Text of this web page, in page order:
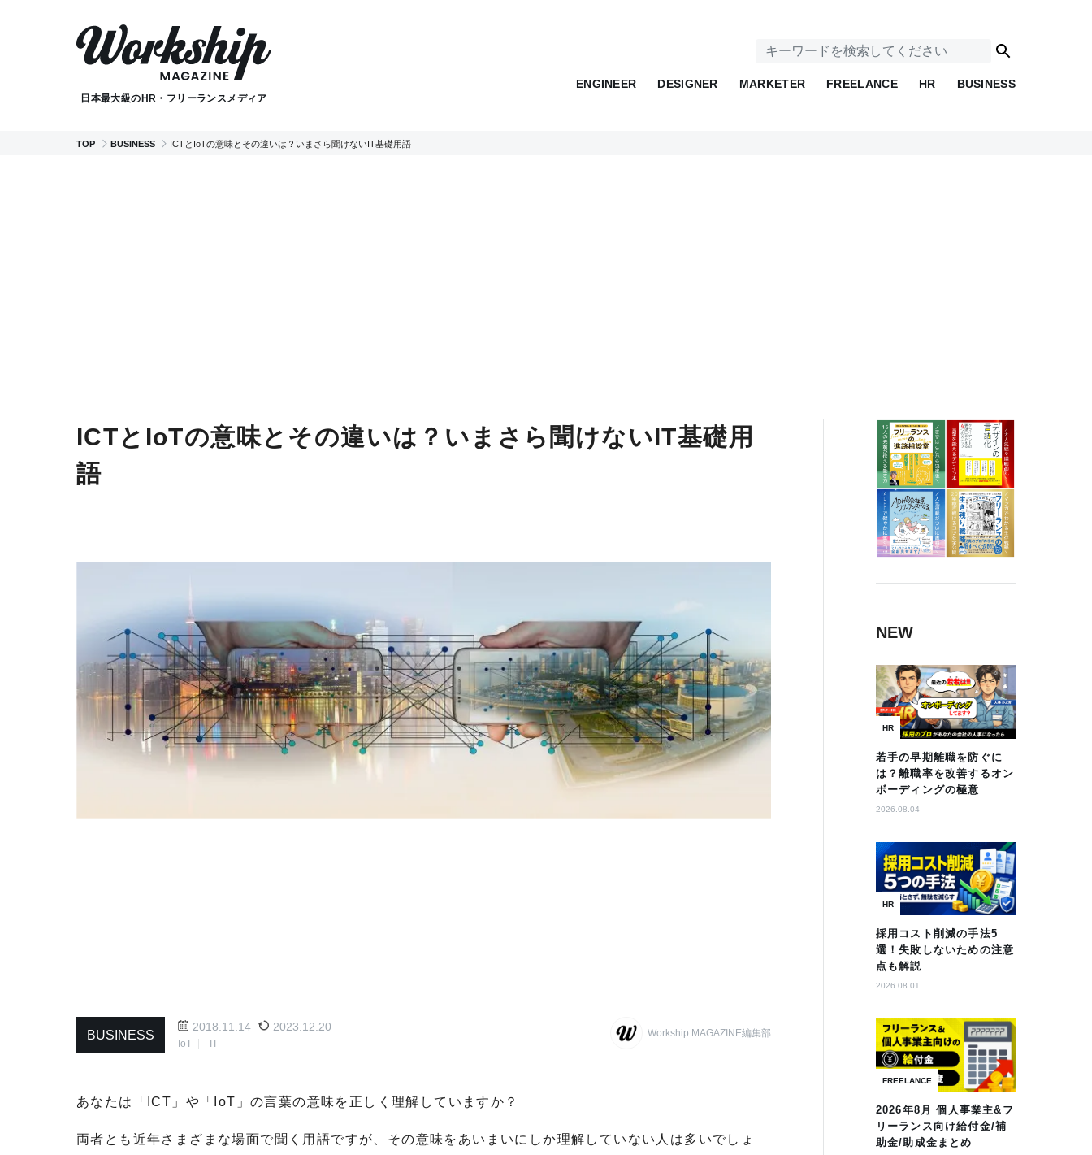
日本最大級のHR・フリーランスメディア
ENGINEER DESIGNER MARKETER FREELANCE HR BUSINESS
TOP BUSINESS ICTとIoTの意味とその違いは？いまさら聞けないIT基礎用語
ICTとIoTの意味とその違いは？いまさら聞けないIT基礎用
語
BUSINESS Workship MAGAZINE編集部
2018.11.14 2023.12.20
IoT IT
あなたは「ICT」や「IoT」の言葉の意味を正しく理解していますか？
両者とも近年さまざまな場面で聞く用語ですが、その意味をあいまいにしか理解していない人は多いでしょ
NEW
HR
若手の早期離職を防ぐに
は？離職率を改善するオン
ボーディングの極意
2026.08.04
HR
採用コスト削減の手法5
選！失敗しないための注意
点も解説
2026.08.01
FREELANCE
2026年8月 個人事業主&フ
リーランス向け給付金/補
助金/助成金まとめ